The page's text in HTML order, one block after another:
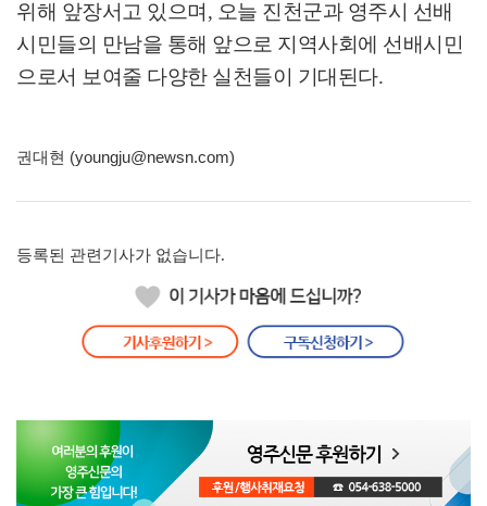
위해 앞장서고 있으며, 오늘 진천군과 영주시 선배
시민들의 만남을 통해 앞으로 지역사회에 선배시민
으로서 보여줄 다양한 실천들이 기대된다.
권대현 (youngju@newsn.com)
등록된 관련기사가 없습니다.